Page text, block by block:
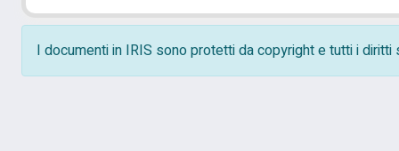
I documenti in IRIS sono protetti da copyright e tutti i